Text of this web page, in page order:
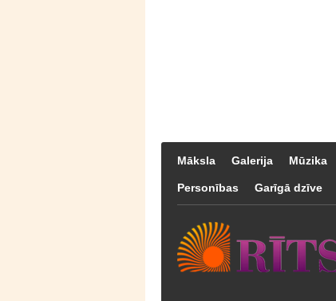
Māksla Galerija Mūzika
Personības Garīgā dzīve